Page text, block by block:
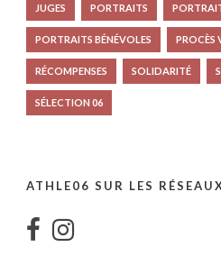
JUGES PORTRAITS
PORTRAITS BÉNÉVOLES PROCÈS
RÉCOMPENSES SOLIDARITÉ
SÉLECTION 06
ATHLE06 SUR LES